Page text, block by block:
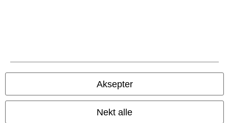
Aksepter
Nekt alle
EMP Online Shops